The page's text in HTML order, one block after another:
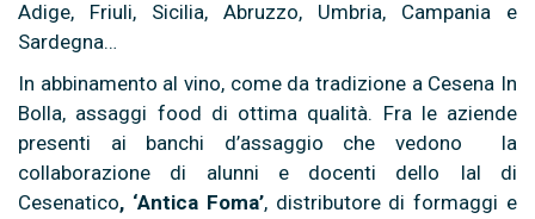
Adige, Friuli, Sicilia, Abruzzo, Umbria, Campania e
Sardegna…
In abbinamento al vino, come da tradizione a Cesena In
Bolla, assaggi food di ottima qualità. Fra le aziende
presenti ai banchi d’assaggio che vedono la
collaborazione di alunni e docenti dello Ial di
Cesenatico, ‘Antica Foma’, distributore di formaggi e